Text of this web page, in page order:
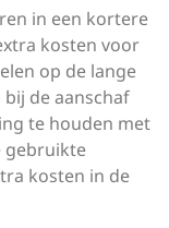
in een kortere
kosten voor
op de lange
de aanschaf
te houden met
gebruikte
kosten in de